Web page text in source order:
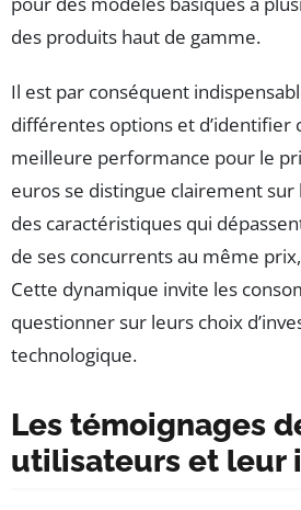
des produits haut de gamme.
Il est par conséquent
différentes options et d’identifier
meilleure performance pour le
euros se distingue clairement
des caractéristiques qui
de ses concurrents au même
Cette dynamique invite les
questionner sur leurs choix
technologique.
Les témoignages
utilisateurs et leur